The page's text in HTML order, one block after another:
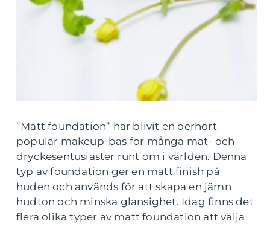
”Matt foundation” har blivit en oerhört
populär makeup-bas för många mat- och
dryckesentusiaster runt om i världen. Denna
typ av foundation ger en matt finish på
huden och används för att skapa en jämn
hudton och minska glansighet. Idag finns det
flera olika typer av matt foundation att välja